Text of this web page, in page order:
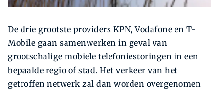
De drie grootste providers KPN, Vodafone en T-
Mobile gaan samenwerken in geval van
grootschalige mobiele telefoniestoringen in een
bepaalde regio of stad. Het verkeer van het
getroffen netwerk zal dan worden overgenomen